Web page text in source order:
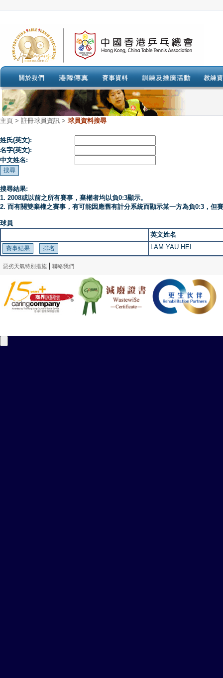
主頁 > 註冊球員資訊 > 球員資料搜尋
姓氏(英文):
名字(英文):
中文姓名:
搜尋結果:
1. 2008或以前之所有賽事，棄權者均以負0:3顯示。
2. 而有關雙棄權之賽事，有可能因應舊有計分系統而顯示某一方為負0:3，但
球員
英文姓名
LAM YAU HEI